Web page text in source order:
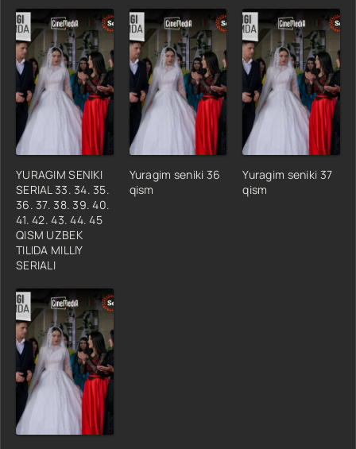
YURAGIM SENIKI
SERIAL 33. 34. 35.
36. 37. 38. 39. 40.
41. 42. 43. 44. 45
QISM UZBEK
TILIDA MILLIY
SERIALI
Yuragim seniki 36
qism
Yuragim seniki 37
qism